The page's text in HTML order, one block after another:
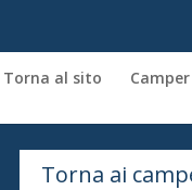
Torna al sito
Torna ai